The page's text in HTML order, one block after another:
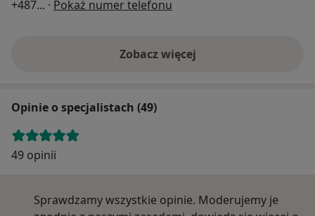
+487... · Pokaż numer telefonu
Zobacz więcej
Opinie o specjalistach (49)
49 opinii
Sprawdzamy wszystkie opinie. Moderujemy je